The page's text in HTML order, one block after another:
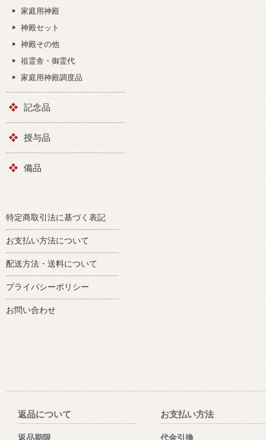
家庭用神殿
神殿セット
神殿その他
祖霊舎・御霊代
家庭用神殿調度品
記念品
授与品
備品
特定商取引法に基づく表記
お支払い方法について
配送方法・送料について
プライバシーポリシー
お問い合わせ
返品について
返品期限
お支払い方法
代金引換